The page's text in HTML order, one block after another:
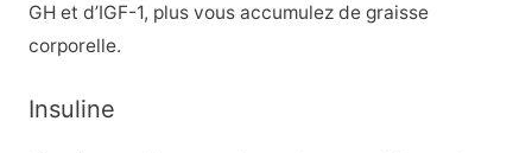
GH et d’IGF-1, plus vous accumulez de graisse
corporelle.
Insuline